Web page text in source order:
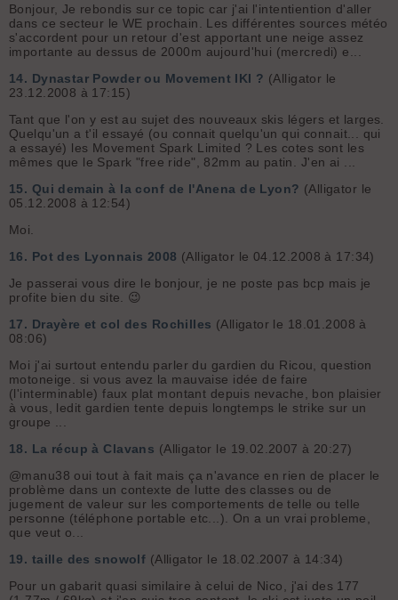
Bonjour, Je rebondis sur ce topic car j'ai l'intentiention d'aller
dans ce secteur le WE prochain. Les différentes sources météo
s'accordent pour un retour d'est apportant une neige assez
importante au dessus de 2000m aujourd'hui (mercredi) e...
14. Dynastar Powder ou Movement IKI ? (Alligator le
23.12.2008 à 17:15)
Tant que l'on y est au sujet des nouveaux skis légers et larges.
Quelqu'un a t'il essayé (ou connait quelqu'un qui connait... qui
a essayé) les Movement Spark Limited ? Les cotes sont les
mêmes que le Spark "free ride", 82mm au patin. J'en ai ...
15. Qui demain à la conf de l'Anena de Lyon? (Alligator le
05.12.2008 à 12:54)
Moi.
16. Pot des Lyonnais 2008 (Alligator le 04.12.2008 à 17:34)
Je passerai vous dire le bonjour, je ne poste pas bcp mais je
profite bien du site. 😉
17. Drayère et col des Rochilles (Alligator le 18.01.2008 à
08:06)
Moi j'ai surtout entendu parler du gardien du Ricou, question
motoneige. si vous avez la mauvaise idée de faire
(l'interminable) faux plat montant depuis nevache, bon plaisier
à vous, ledit gardien tente depuis longtemps le strike sur un
groupe ...
18. La récup à Clavans (Alligator le 19.02.2007 à 20:27)
@manu38 oui tout à fait mais ça n'avance en rien de placer le
problème dans un contexte de lutte des classes ou de
jugement de valeur sur les comportements de telle ou telle
personne (téléphone portable etc...). On a un vrai probleme,
que veut o...
19. taille des snowolf (Alligator le 18.02.2007 à 14:34)
Pour un gabarit quasi similaire à celui de Nico, j'ai des 177